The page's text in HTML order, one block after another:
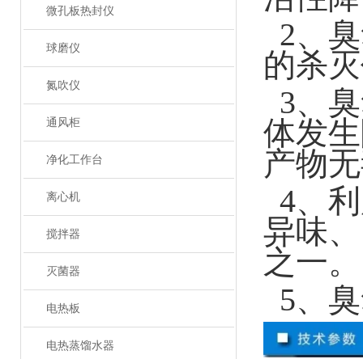
微孔板热封仪
球磨仪
氮吹仪
通风柜
净化工作台
离心机
搅拌器
灭菌器
电热板
电热蒸馏水器
2、
的杀
3、
体发
产物
4、
异味
之一。
5、